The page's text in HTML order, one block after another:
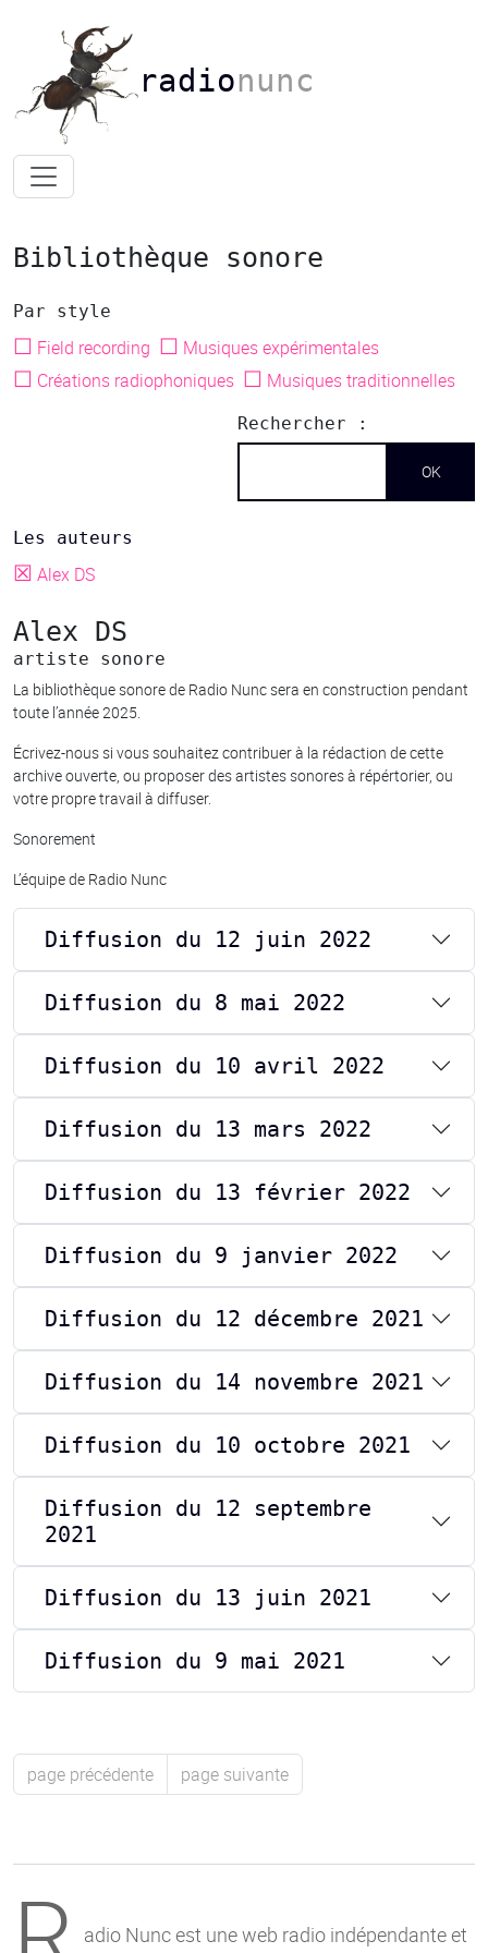
radionunc
Bibliothèque sonore
Par style
☐ Field recording ☐ Musiques expérimentales
☐ Créations radiophoniques ☐ Musiques traditionnelles
Rechercher :
Les auteurs
☒ Alex DS
Alex DS
artiste sonore
La bibliothèque sonore de Radio Nunc sera en construction pendant
toute l’année 2025.
Écrivez-nous si vous souhaitez contribuer à la rédaction de cette
archive ouverte, ou proposer des artistes sonores à répértorier, ou
votre propre travail à diffuser.
Sonorement
L’équipe de Radio Nunc
Diffusion du 12 juin 2022
Diffusion du 8 mai 2022
Diffusion du 10 avril 2022
Diffusion du 13 mars 2022
Diffusion du 13 février 2022
Diffusion du 9 janvier 2022
Diffusion du 12 décembre 2021
Diffusion du 14 novembre 2021
Diffusion du 10 octobre 2021
Diffusion du 12 septembre
2021
Diffusion du 13 juin 2021
Diffusion du 9 mai 2021
page précédente page suivante
adio Nunc est une web radio indépendante et